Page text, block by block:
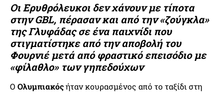
Οι Ερυθρόλευκοι δεν χάνουν με τίποτα
στην GBL, πέρασαν και από την «ζούγκλα»
της Γλυφάδας σε ένα παιχνίδι που
στιγματίστηκε από την αποβολή του
Φουρνιέ μετά από φραστικό επεισόδιο με
«φίλαθλο» των γηπεδούχων
Ο Ολυμπιακόςήταν κουρασμένος από το ταξίδι στη